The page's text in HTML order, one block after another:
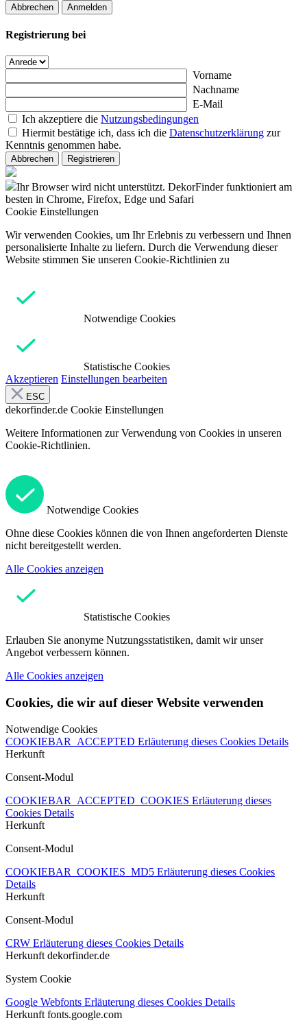
Abbrechen Anmelden
Registrierung bei
Vorname
Nachname
E-Mail
Ich akzeptiere die Nutzungsbedingungen
Hiermit bestätige ich, dass ich die Datenschutzerklärung zur
Kenntnis genommen habe.
Abbrechen Registrieren
Ihr Browser wird nicht unterstützt. DekorFinder funktioniert am
besten in Chrome, Firefox, Edge und Safari
Cookie Einstellungen
Wir verwenden Cookies, um Ihr Erlebnis zu verbessern und Ihnen
personalisierte Inhalte zu liefern. Durch die Verwendung dieser
Website stimmen Sie unseren Cookie-Richtlinien zu
Notwendige Cookies
Statistische Cookies
Akzeptieren Einstellungen bearbeiten
ESC
dekorfinder.de Cookie Einstellungen
Weitere Informationen zur Verwendung von Cookies in unseren
Cookie-Richtlinien.
Notwendige Cookies
Ohne diese Cookies können die von Ihnen angeforderten Dienste
nicht bereitgestellt werden.
Alle Cookies anzeigen
Statistische Cookies
Erlauben Sie anonyme Nutzungsstatistiken, damit wir unser
Angebot verbessern können.
Alle Cookies anzeigen
Cookies, die wir auf dieser Website verwenden
Notwendige Cookies
COOKIEBAR_ACCEPTED Erläuterung dieses Cookies Details
Herkunft
Consent-Modul
COOKIEBAR_ACCEPTED_COOKIES Erläuterung dieses
Cookies Details
Herkunft
Consent-Modul
COOKIEBAR_COOKIES_MD5 Erläuterung dieses Cookies
Details
Herkunft
Consent-Modul
CRW Erläuterung dieses Cookies Details
Herkunft dekorfinder.de
System Cookie
Google Webfonts Erläuterung dieses Cookies Details
Herkunft fonts.google.com